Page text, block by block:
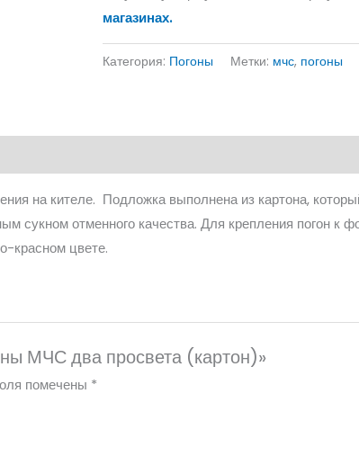
магазинах.
Категория: Погоны Метки: мчс, погоны
на кителе. Подложка выполнена из картона,
отменного качества. Для крепления погон к
красном цвете.
МЧС два просвета (картон)»
помечены *